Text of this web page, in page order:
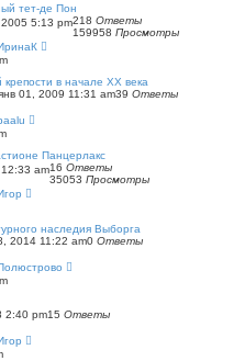
тет-де Пон
5:13 pm218 Ответы
159958 Просмотры
в начале ХХ века
01, 2009 11:31 am39 Ответы
Панцерлакс
am16 Ответы
35053 Просмотры
наследия Выборга
2014 11:22 am0 Ответы
2:40 pm15 Ответы